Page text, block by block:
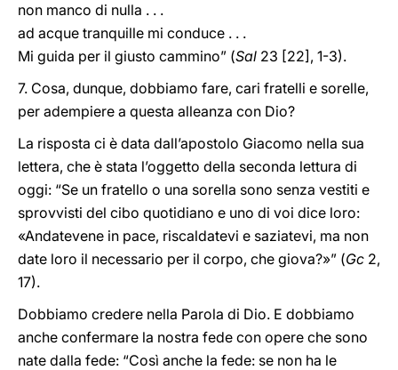
non manco di nulla . . .
ad acque tranquille mi conduce . . .
Mi guida per il giusto cammino” (Sal 23 [22], 1-3).
7. Cosa, dunque, dobbiamo fare, cari fratelli e sorelle,
per adempiere a questa alleanza con Dio?
La risposta ci è data dall’apostolo Giacomo nella sua
lettera, che è stata l’oggetto della seconda lettura di
oggi: “Se un fratello o una sorella sono senza vestiti e
sprovvisti del cibo quotidiano e uno di voi dice loro:
«Andatevene in pace, riscaldatevi e saziatevi, ma non
date loro il necessario per il corpo, che giova?»” (Gc 2,
17).
Dobbiamo credere nella Parola di Dio. E dobbiamo
anche confermare la nostra fede con opere che sono
nate dalla fede: “Così anche la fede: se non ha le